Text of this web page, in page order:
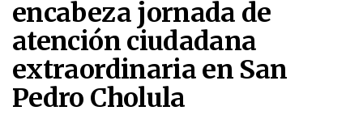
encabeza jornada de
atención ciudadana
extraordinaria en San
Pedro Cholula